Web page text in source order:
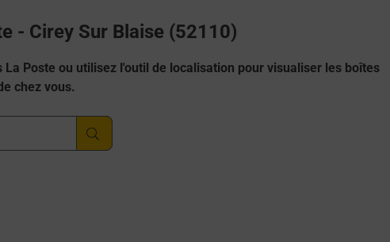
- Cirey Sur Blaise (52110)
Poste ou utilisez l'outil de localisation pour visualiser les boîtes
chez vous.